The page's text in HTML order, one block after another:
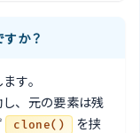
か？
す。
、元の要素は残
clone()
を挟